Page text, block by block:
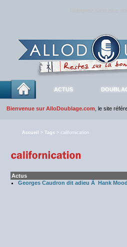
ACTUS
Bienvenue sur AlloDoublage.com , le site
Accueil > Tags > californication
Actus
Georges Caudron dit adieu Ã Hank